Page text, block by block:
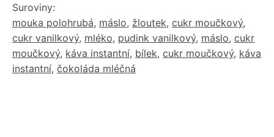
Suroviny:
mouka polohrubá, máslo, žloutek, cukr moučkový,
cukr vanilkový, mléko, pudink vanilkový, máslo, cukr
moučkový, káva instantní, bílek, cukr moučkový, káva
instantní, čokoláda mléčná